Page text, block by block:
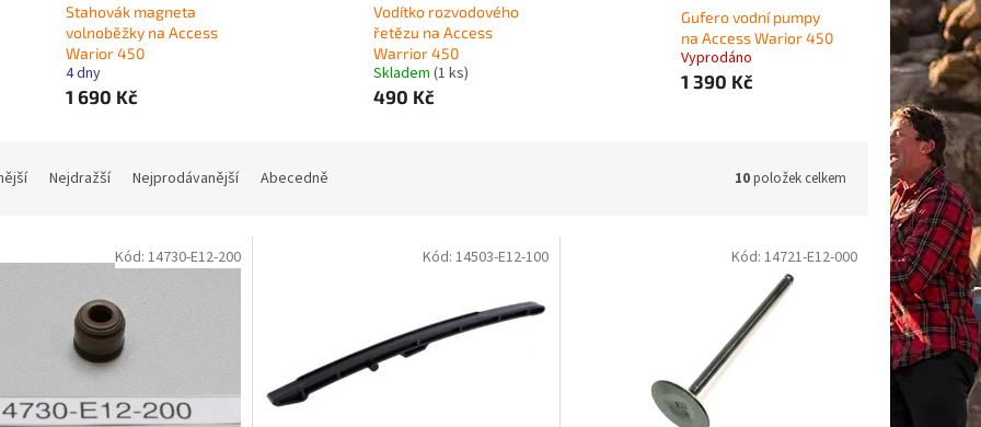
Stahovák magneta
volnoběžky na Access
Warior 450
4 dny
1 690 Kč
Vodítko rozvodového
řetězu na Access
Warrior 450
Skladem (1 ks)
490 Kč
Gufero vodní pumpy
na Access Warior 450
Vyprodáno
1 390 Kč
Nejdražší Nejprodávanější Abecedně 10položek celkem
Kód: 14730-E12-200 Kód: 14503-E12-100 Kód: 14721-E12-000